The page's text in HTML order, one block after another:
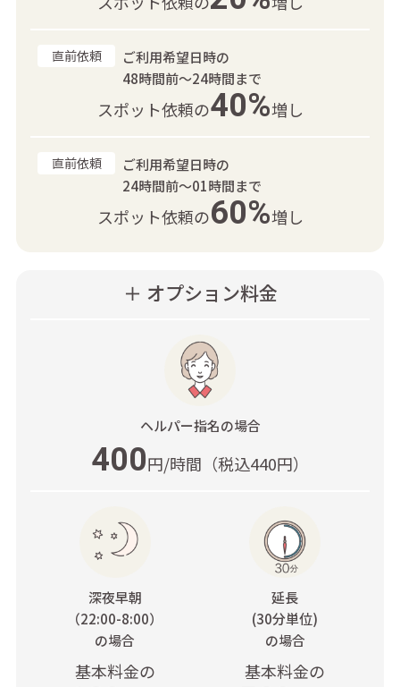
直前依頼
ご利用希望日時の
48時間前～24時間まで
スポット依頼の40%増し
直前依頼
ご利用希望日時の
24時間前～01時間まで
スポット依頼の60%増し
＋ オプション料金
ヘルパー指名の場合
400円/時間 （税込440円）
深夜早朝
（22:00-8:00）
の場合
基本料金の
延長
(30分単位)
の場合
基本料金の